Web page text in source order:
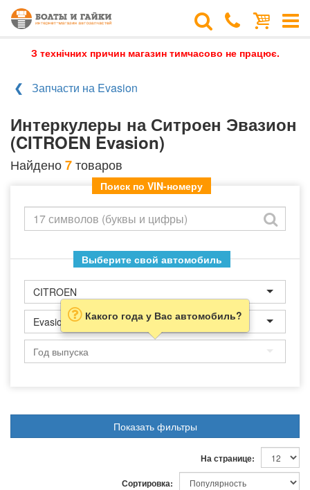
З технічних причин магазин тимчасово не працює.
Запчасти на Evasion
Интеркулеры на Ситроен Эвазион
(CITROEN Evasion)
Найдено7товаров
Поиск по VIN-номеру
Выберите свой автомобиль
CITROEN
Evasion Какого года у Вас автомобиль?
Показать фильтры
На странице:
Сортировка: